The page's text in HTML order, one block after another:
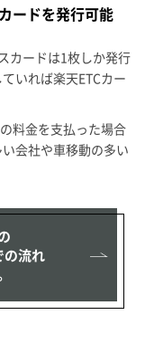
ードを発行可能
カードは1枚しか発行
いれば楽天ETCカー
料金を支払った場合
会社や車移動の多い
の流れ